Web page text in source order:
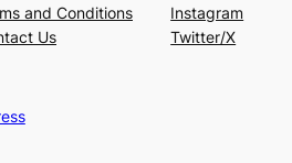
and Conditions
Us
Instagram
Twitter/X